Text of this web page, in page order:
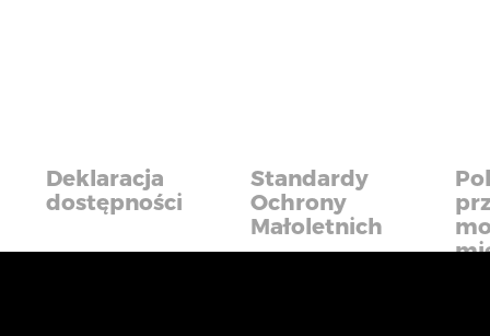
Deklaracja
dostępności
Standardy
Ochrony
Małoletnich